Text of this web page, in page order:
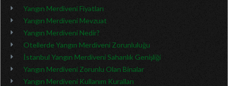
Yangın Merdiveni Fiyatları
Yangın Merdiveni Mevzuat
Yangın Merdiveni Nedir?
Otellerde Yangın Merdiveni Zorunluluğu
İstanbul Yangın Merdiveni Sahanlık Genişliği
Yangın Merdiveni Zorunlu Olan Binalar
Yangın Merdiveni Kullanım Kuralları